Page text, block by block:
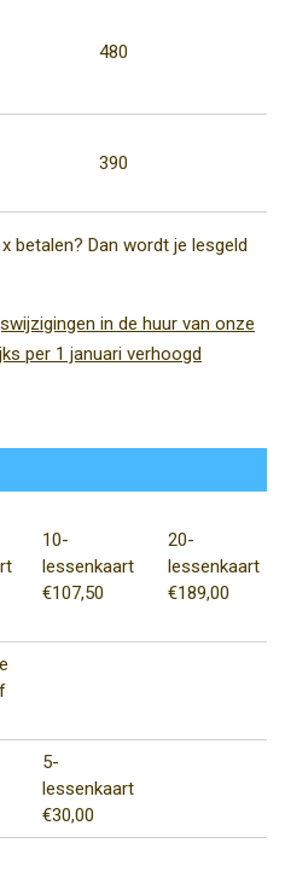
480
390
betalen? Dan wordt je lesgeld
in de huur van onze
per 1 januari verhoogd
10-
lessenkaart
€107,50
20-
lessenkaart
€189,00
5-
lessenkaart
€30,00